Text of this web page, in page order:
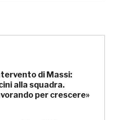
di Massi:
alla squadra.
per crescere»